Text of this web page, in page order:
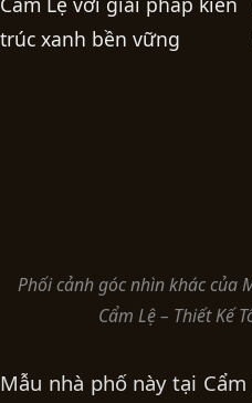
Phối cảnh góc nhìn khác của
Cẩm Lệ – Thiết Kế
Mẫu nhà phố này tại